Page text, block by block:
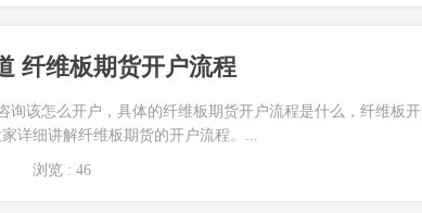
纤维板期货开户流程
询该怎么开户，具体的纤维板期货开户流程是什么，纤维板开
详细讲解纤维板期货的开户流程。...
浏览 : 46